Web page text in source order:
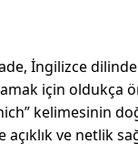
İngilizce
için oldukça
kelimesinin
açıklık ve netlik